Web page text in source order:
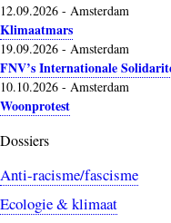
12.09.2026 - Amsterdam
Klimaatmars
19.09.2026 - Amsterdam
FNV’s Internationale
10.10.2026 - Amsterdam
Woonprotest
Dossiers
Anti-racisme/fascisme
Ecologie & klimaat